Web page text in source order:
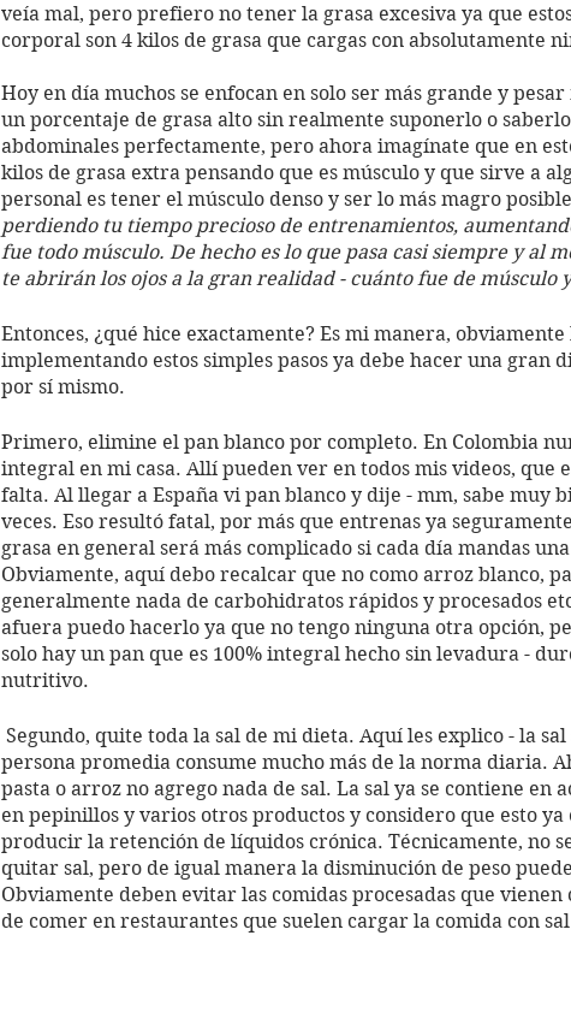
veía mal, pero prefiero no tener la grasa excesiva ya que
corporal son 4 kilos de grasa que cargas con absolutamente
Hoy en día muchos se enfocan en solo ser más grande y
un porcentaje de grasa alto sin realmente suponerlo o
abdominales perfectamente, pero ahora imagínate que en
kilos de grasa extra pensando que es músculo y que sirve a
personal es tener el músculo denso y ser lo más magro
perdiendo tu tiempo precioso de entrenamientos,
fue todo músculo. De hecho es lo que pasa casi siempre y al
te abrirán los ojos a la gran realidad - cuánto fue de músculo
Entonces, ¿qué hice exactamente? Es mi manera,
implementando estos simples pasos ya debe hacer una gran
por sí mismo.
Primero, elimine el pan blanco por completo. En Colombia
integral en mi casa. Allí pueden ver en todos mis videos, que
falta. Al llegar a España vi pan blanco y dije - mm, sabe muy
veces. Eso resultó fatal, por más que entrenas ya
grasa en general será más complicado si cada día mandas
Obviamente, aquí debo recalcar que no como arroz blanco,
generalmente nada de carbohidratos rápidos y procesados
afuera puedo hacerlo ya que no tengo ninguna otra opción,
solo hay un pan que es 100% integral hecho sin levadura -
nutritivo.
persona promedia consume mucho más de la norma diaria.
pasta o arroz no agrego nada de sal. La sal ya se contiene en
en pepinillos y varios otros productos y considero que esto ya
producir la retención de líquidos crónica. Técnicamente, no
quitar sal, pero de igual manera la disminución de peso
Obviamente deben evitar las comidas procesadas que
de comer en restaurantes que suelen cargar la comida con